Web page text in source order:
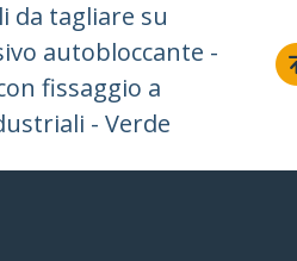
da tagliare su
autobloccante -
fissaggio a
- Verde